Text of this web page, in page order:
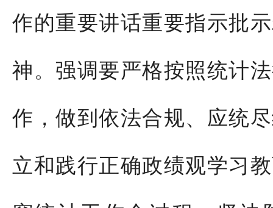
作的重要讲话重要指示批
神。强调要严格按照统计
作，做到依法合规、应统
立和践行正确政绩观学习